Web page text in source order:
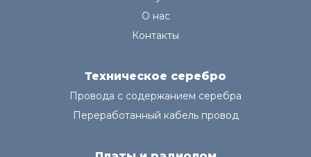
О нас
Контакты
Техническое серебро
Провода с содержанием серебра
Переработанный кабель провод